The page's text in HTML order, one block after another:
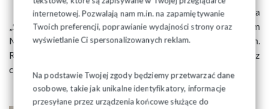
internetowej. Pozwalają nam m.in. na zapamiętywanie
Twoich preferencji, poprawianie wydajności strony oraz
wyświetlanie Ci spersonalizowanych reklam.
Na podstawie Twojej zgody będziemy przetwarzać dane
osobowe, takie jak unikalne identyfikatory, informacje
przesyłane przez urządzenia końcowe służące do
W uroczystości udział wzięła również podlaska
„Solidarność” z Przewodniczącym ZR – Józefem
Mozolewskim, Duszpasterzem Ludzi Pracy – ks. kan.
Ryszardem Puciłowskim, pocztami sztandarowymi oraz
członkami i sympatykami naszego Związku.